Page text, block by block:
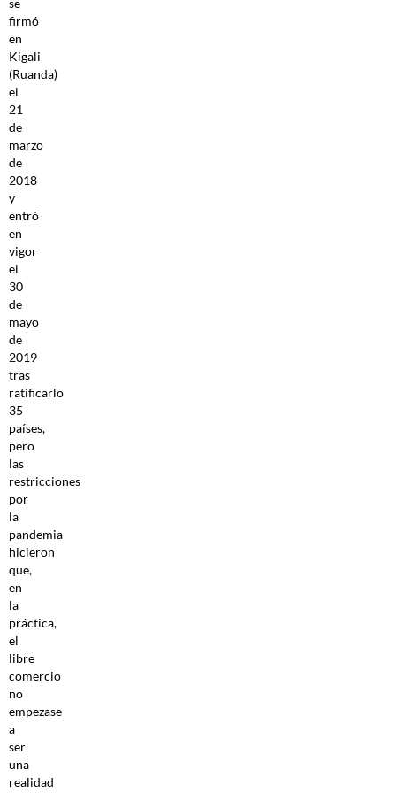
firmó
en
Kigali
(Ruanda)
el
21
de
marzo
de
2018
y
entró
en
vigor
el
30
de
mayo
de
2019
tras
ratificarlo
35
países,
pero
las
restricciones
por
la
pandemia
hicieron
que,
en
la
práctica,
el
libre
comercio
no
empezase
a
ser
una
realidad